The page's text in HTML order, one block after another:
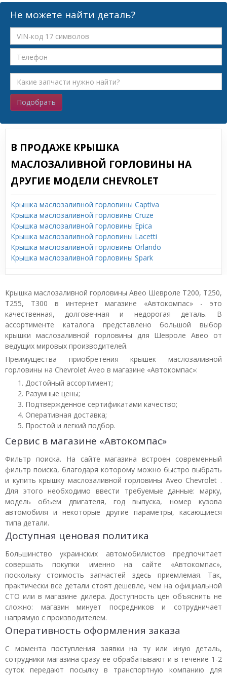
Не можете найти деталь?
Подобрать
В ПРОДАЖЕ КРЫШКА
МАСЛОЗАЛИВНОЙ ГОРЛОВИНЫ НА
ДРУГИЕ МОДЕЛИ CHEVROLET
Крышка маслозаливной горловины Captiva
Крышка маслозаливной горловины Cruze
Крышка маслозаливной горловины Epica
Крышка маслозаливной горловины Lacetti
Крышка маслозаливной горловины Orlando
Крышка маслозаливной горловины Spark
Крышка маслозаливной горловины Авео Шевроле T200, T250,
T255, T300 в интернет магазине «Автокомпас» - это
качественная, долговечная и недорогая деталь. В
ассортименте каталога представлено большой выбор
крышки маслозаливной горловины для Шевроле Авео от
ведущих мировых производителей.
Преимущества приобретения крышек маслозаливной
горловины на Chevrolet Aveo в магазине «Автокомпас»:
Достойный ассортимент;
Разумные цены;
Подтвержденное сертификатами качество;
Оперативная доставка;
Простой и легкий подбор.
Сервис в магазине «Автокомпас»
Фильтр поиска. На сайте магазина встроен современный
фильтр поиска, благодаря которому можно быстро выбрать
и купить крышку маслозаливной горловины Aveo Chevrolet .
Для этого необходимо ввести требуемые данные: марку,
модель объем двигателя, год выпуска, номер кузова
автомобиля и некоторые другие параметры, касающиеся
типа детали.
Доступная ценовая политика
Большинство украинских автомобилистов предпочитает
совершать покупки именно на сайте «Автокомпас»,
поскольку стоимость запчастей здесь приемлемая. Так,
практически все детали стоят дешевле, чем на официальной
СТО или в магазине дилера. Доступность цен объяснить не
сложно: магазин минует посредников и сотрудничает
напрямую с производителем.
Оперативность оформления заказа
С момента поступления заявки на ту или иную деталь,
сотрудники магазина сразу ее обрабатывают и в течение 1-2
суток передают посылку в транспортную компанию для